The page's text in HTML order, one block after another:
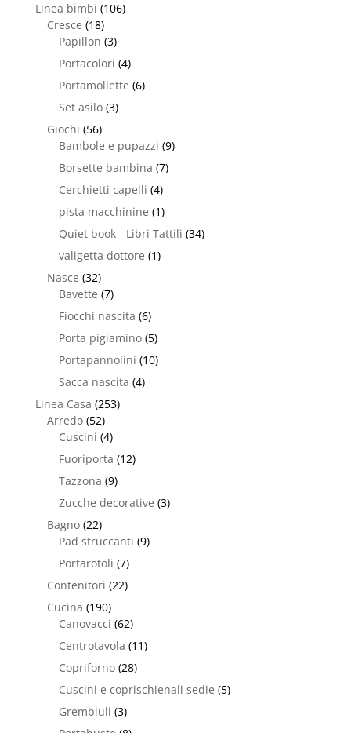
Linea bimbi (106)
Cresce (18)
Papillon (3)
Portacolori (4)
Portamollette (6)
Set asilo (3)
Giochi (56)
Bambole e pupazzi (9)
Borsette bambina (7)
Cerchietti capelli (4)
pista macchinine (1)
Quiet book - Libri Tattili (34)
valigetta dottore (1)
Nasce (32)
Bavette (7)
Fiocchi nascita (6)
Porta pigiamino (5)
Portapannolini (10)
Sacca nascita (4)
Linea Casa (253)
Arredo (52)
Cuscini (4)
Fuoriporta (12)
Tazzona (9)
Zucche decorative (3)
Bagno (22)
Pad struccanti (9)
Portarotoli (7)
Contenitori (22)
Cucina (190)
Canovacci (62)
Centrotavola (11)
Copriforno (28)
Cuscini e coprischienali sedie (5)
Grembiuli (3)